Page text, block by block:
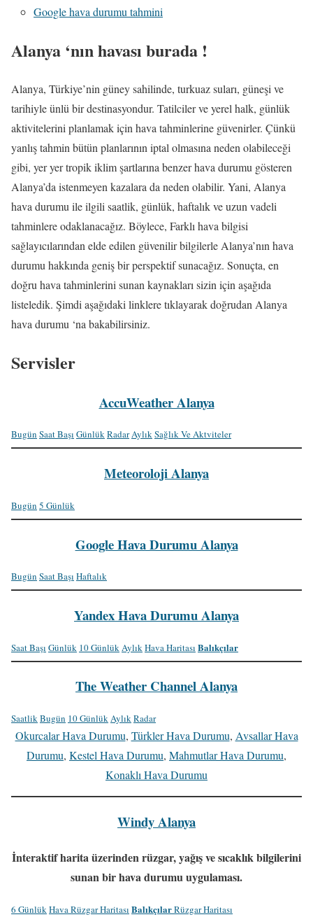
Google hava durumu tahmini
Alanya ‘nın havası burada !
Alanya, Türkiye’nin güney sahilinde, turkuaz suları, güneşi ve
tarihiyle ünlü bir destinasyondur. Tatilciler ve yerel halk, günlük
aktivitelerini planlamak için hava tahminlerine güvenirler. Çünkü
yanlış tahmin bütün planlarının iptal olmasına neden olabileceği
gibi, yer yer tropik iklim şartlarına benzer hava durumu gösteren
Alanya’da istenmeyen kazalara da neden olabilir. Yani, Alanya
hava durumu ile ilgili saatlik, günlük, haftalık ve uzun vadeli
tahminlere odaklanacağız. Böylece, Farklı hava bilgisi
sağlayıcılarından elde edilen güvenilir bilgilerle Alanya’nın hava
durumu hakkında geniş bir perspektif sunacağız. Sonuçta, en
doğru hava tahminlerini sunan kaynakları sizin için aşağıda
listeledik. Şimdi aşağıdaki linklere tıklayarak doğrudan Alanya
hava durumu ‘na bakabilirsiniz.
Servisler
AccuWeather Alanya
Bugün Saat Başı GünlükRadarAylıkSağlık Ve Aktviteler
Meteoroloji Alanya
Bugün 5 Günlük
Google Hava Durumu Alanya
Bugün Saat Başı Haftalık
Yandex Hava Durumu Alanya
Saat Başı Günlük 10 GünlükAylıkHava Haritası Balıkçılar
The Weather Channel Alanya
SaatlikBugün 10 GünlükAylıkRadar
Okurcalar Hava Durumu, Türkler Hava Durumu, Avsallar Hava
Durumu, Kestel Hava Durumu, Mahmutlar Hava Durumu,
Konaklı Hava Durumu
Windy Alanya
İnteraktif harita üzerinden rüzgar, yağış ve sıcaklık bilgilerini
sunan bir hava durumu uygulaması.
6 GünlükHava Rüzgar Haritası BalıkçılarRüzgar Haritası